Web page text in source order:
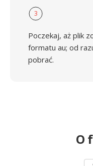
3
Poczekaj, aż plik
formatu au; od
pobrać.
O